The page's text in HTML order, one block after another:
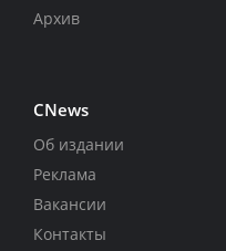
Архив
CNews
Об издании
Реклама
Вакансии
Контакты